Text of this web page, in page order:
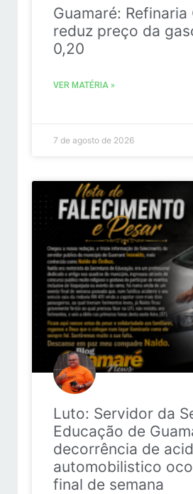
Guamaré:
reduz preço da
0,20
VER MATÉRIA »
7 de agosto de 2026
Luto: Servidor da
Educação de
decorrência de
automobilistico
final de semana